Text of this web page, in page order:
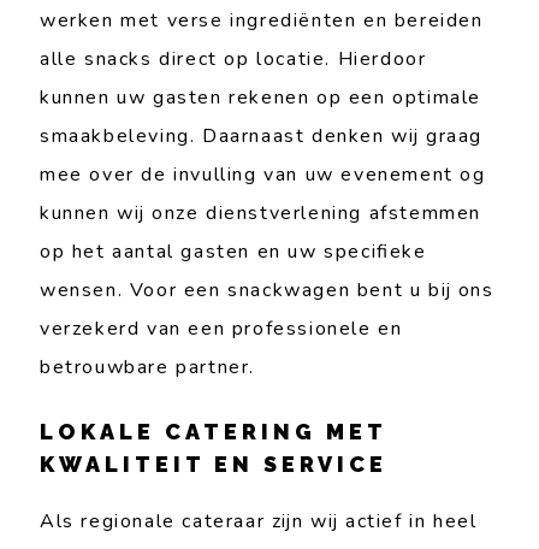
werken met verse ingrediënten en bereiden
alle snacks direct op locatie. Hierdoor
kunnen uw gasten rekenen op een optimale
smaakbeleving. Daarnaast denken wij graag
mee over de invulling van uw evenement og
kunnen wij onze dienstverlening afstemmen
op het aantal gasten en uw specifieke
wensen. Voor een snackwagen bent u bij ons
verzekerd van een professionele en
betrouwbare partner.
LOKALE CATERING MET
KWALITEIT EN SERVICE
Als regionale cateraar zijn wij actief in heel